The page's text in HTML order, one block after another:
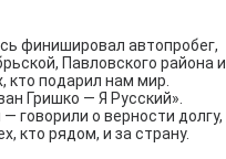
финишировал автопробег,
Павловского района и
кто подарил нам мир.
Гришко — Я Русский».
говорили о верности долгу,
кто рядом, и за страну.